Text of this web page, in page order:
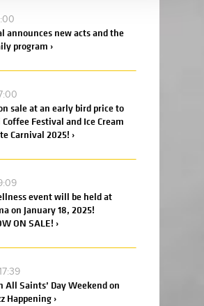
announces new acts and the
program ›
sale at an early bird price to
Festival and Ice Cream
Carnival 2025! ›
event will be held at
on January 18, 2025!
ON SALE! ›
All Saints’ Day Weekend on
Happening ›